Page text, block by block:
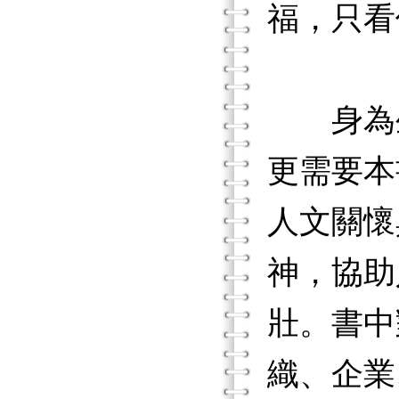
福，只
身為生
更需要
人文關
神，協
壯。書
織、企